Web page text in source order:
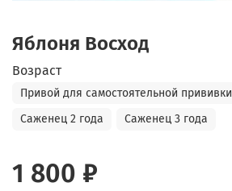
Яблоня Восход
Возраст
Привой для самостоятельной прививки
Саженец 2 года
Саженец 3 года
1 800 ₽